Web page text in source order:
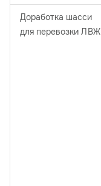
Доработка шасси
для перевозки ЛВЖ